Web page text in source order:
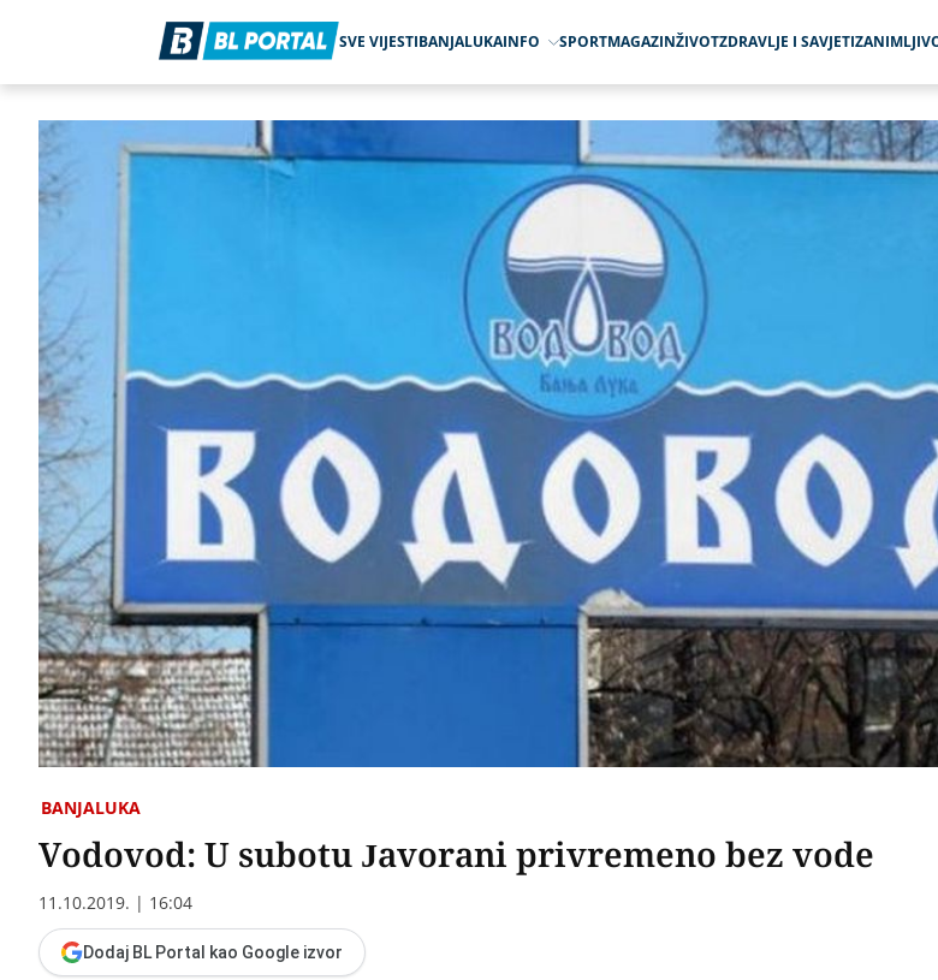
SVE VIJESTIBANJALUKAINFO SPORTMAGAZINŽIVOTZDRAVLJE I SAVJETI
BANJALUKA
Vodovod: U subotu Javorani privremeno bez vode
11.10.2019. | 16:04
Dodaj BL Portal kao Google izvor